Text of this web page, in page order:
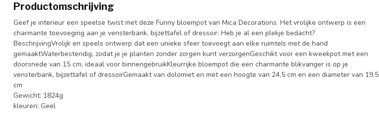
Productomschrijving
Geef je interieur een speelse twist met deze Funny bloempot van Mica Decorations. Het vrolijke ontwerp is een
charmante toevoeging aan je vensterbank, bijzettafel of dressoir. Heb je al een plekje bedacht?
BeschrijvingVrolijk en speels ontwerp dat een unieke sfeer toevoegt aan elke ruimteIs met de hand
gemaaktWaterbestendig, zodat je je planten zonder zorgen kunt verzorgenGeschikt voor een kweekpot met een
doorsnede van 15 cm, ideaal voor binnengebruikKleurrijke bloempot die een charmante blikvanger is op je
vensterbank, bijzettafel of dressoirGemaakt van dolomiet en met een hoogte van 24,5 cm en een diameter van 19,5
cm
Gewicht: 1824g
kleuren: Geel